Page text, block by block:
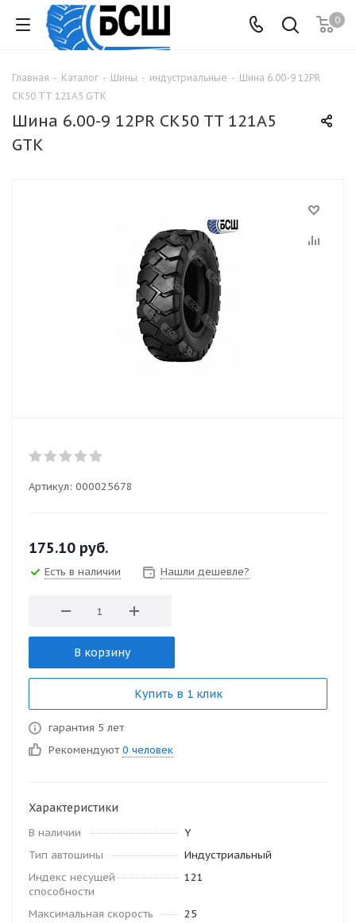
0
Главная - Каталог - Шины - индустриальные - Шина 6.00-9 12PR
CK50 TT 121A5 GTK
Шина 6.00-9 12PR CK50 TT 121A5
GTK
Артикул: 000025678
175.10 руб.
Есть в наличии Нашли дешевле?
В корзину
Купить в 1 клик
гарантия 5 лет
Рекомендуют 0 человек
Характеристики
В наличии
Y
Тип автошины
Индустриальный
Индекс несущей
способности
121
Максимальная скорость 25